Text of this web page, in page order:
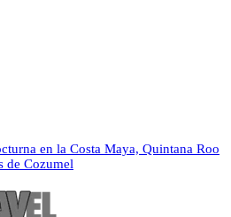
en la Costa Maya, Quintana Roo
de Cozumel